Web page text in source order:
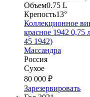
Объем0.75 L
Крепость13°
Коллекционное
красное 1942 0,75
45 1942)
Массандра
Россия
Сухое
80 000 ₽
Зарезервировать